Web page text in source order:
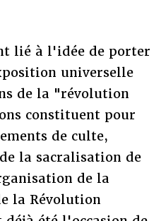
lié à l'idée de porter
universelle
de la "révolution
constituent pour
de culte,
la sacralisation de
de la
la Révolution